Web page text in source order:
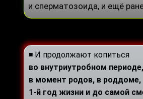
и сперматозоида, и ещё
◾ И продолжают копиться
во внутриутробном периоде,
в момент родов, в роддоме,
1-й год жизни и до самой